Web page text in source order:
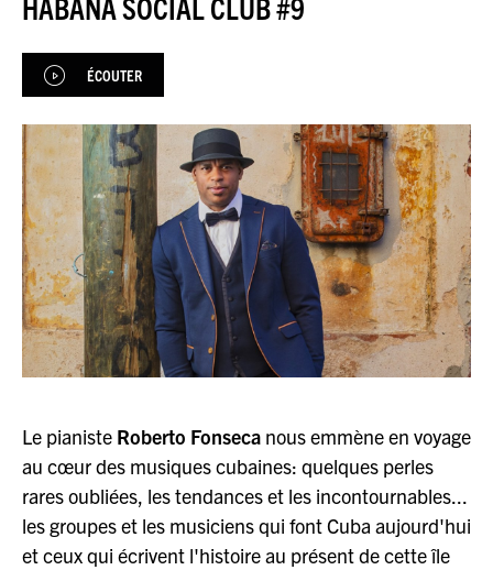
JEU DU JOUR
ESPACEPREMIUM
ÉCOUTER
Le pianiste Roberto Fonseca nous emmène en voyage
au cœur des musiques cubaines: quelques perles
rares oubliées, les tendances et les incontournables...
les groupes et les musiciens qui font Cuba aujourd'hui
et ceux qui écrivent l'histoire au présent de cette île